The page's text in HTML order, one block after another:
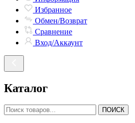
Избранное
Обмен/Возврат
Сравнение
Вход/Аккаунт
Каталог
ПОИСК